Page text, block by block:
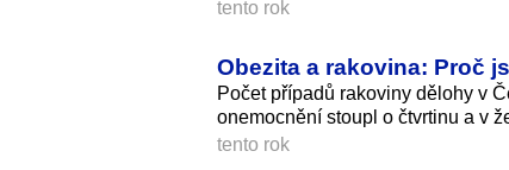
tento rok
Obezita a rakovina: Proč
Počet případů rakoviny dělohy v
onemocnění stoupl o čtvrtinu a v
tento rok